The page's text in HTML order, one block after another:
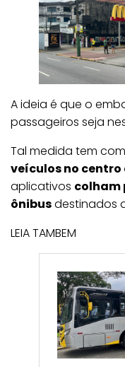
A ideia é que o
passageiros seja
Tal medida tem
veículos no centro
aplicativos colham
ônibusdestinados
LEIA TAMBEM